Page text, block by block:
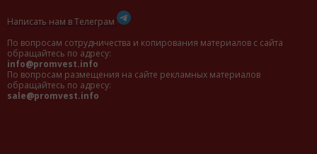
Написать нам в Телеграм
По вопросам сотрудничества и копирования материалов с сайта
обращайтесь по адресу:
info@promvest.info
По вопросам размещения на сайте рекламных материалов
обращайтесь по адресу:
sale@promvest.info